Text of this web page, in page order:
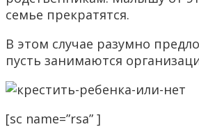
семье прекратятся.
В этом случае разумно
пусть занимаются
[sc name=”rsa” ]